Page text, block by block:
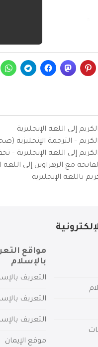
إلى اللغة الإنجليزية
– الترجمة الإنجليزية
إلى اللغة الإنجليزية
مع الزهراوين إلى اللغة
باللغة الإنجليزية
مواقع
بالإسلام
التعريف
التعريف
التعريف
موقع الإيمان